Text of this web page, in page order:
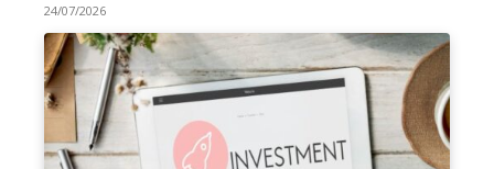
24/07/2026